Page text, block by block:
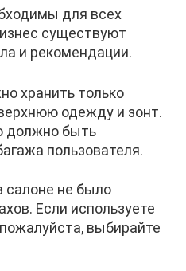
для всех
существуют
и рекомендации.
хранить только
одежду и зонт.
должно быть
пользователя.
салоне не было
Если используете
выбирайте